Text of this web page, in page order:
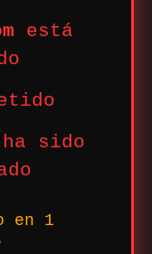
está
sido
en 1